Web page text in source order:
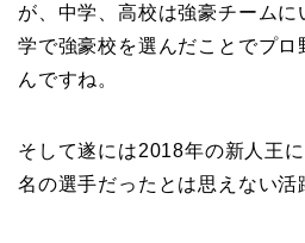
が、中学、高校は強豪チームに
学で強豪校を選んだことでプロ
んですね。
そして遂には2018年の新人王
名の選手だったとは思えない活